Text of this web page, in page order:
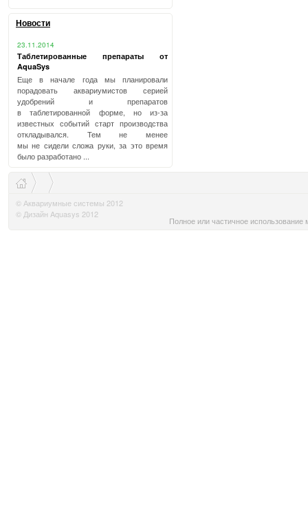
Новости
23.11.2014
Таблетированные препараты от
AquaSys
Еще в начале года мы планировали
порадовать аквариумистов серией
удобрений и препаратов
в таблетированной форме, но из-за
известных событий старт производства
откладывался. Тем не менее
мы не сидели сложа руки, за это время
было разработано ...
© Аквариумные системы 2012
© Дизайн Aquasys 2012
Полное или частичное